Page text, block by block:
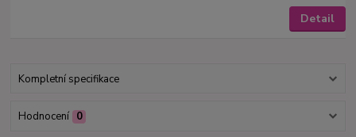
Detail
Kompletní specifikace
Hodnocení 0